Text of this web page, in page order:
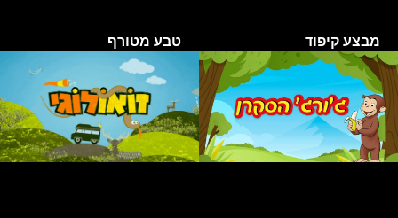
מבצע קיפוד טבע מטורף